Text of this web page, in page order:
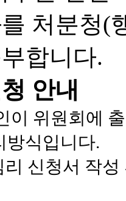
처분청(
합니다.
안내
이 위원회에
방식입니다.
신청서 작